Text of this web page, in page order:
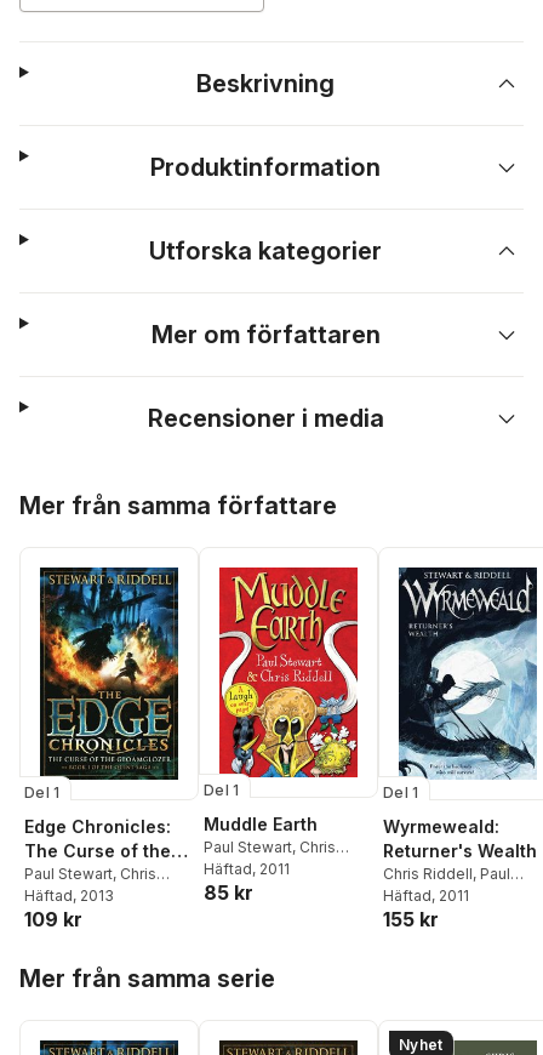
Beskrivning
Produktinformation
Utforska kategorier
Mer om författaren
Recensioner i media
Mer från samma författare
Del 1
Edge Chronicles:
The Curse of the
Gloamglozer
Paul Stewart, Chris
Riddell
Häftad, 2013
109 kr
Del 1
Muddle Earth
Paul Stewart, Chris
Riddell
Häftad, 2011
85 kr
Del 1
Wyrmeweald:
Returner's Wealth
Chris Riddell, Paul
Stewart
Häftad, 2011
155 kr
Mer från samma serie
Nyhet